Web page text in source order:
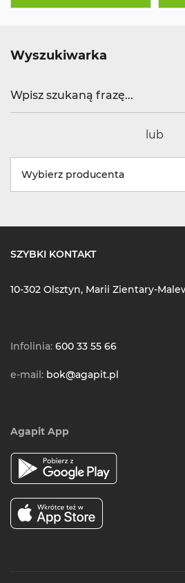
Wyszukiwarka
lub
Wybierz producenta
SZYBKI KONTAKT
10-302 Olsztyn, Marii Zientary-
Infolinia: 600 33 55 66
e-mail: bok@agapit.pl
Agapit App